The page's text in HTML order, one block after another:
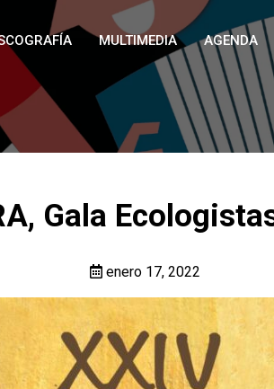
MULTIMEDIA AGENDA
Gala
enero 17, 2022